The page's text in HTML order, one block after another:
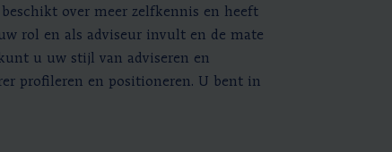
over meer zelfkennis en heeft
rol en als adviseur invult en de mate
u uw stijl van adviseren en
profileren en positioneren. U bent in